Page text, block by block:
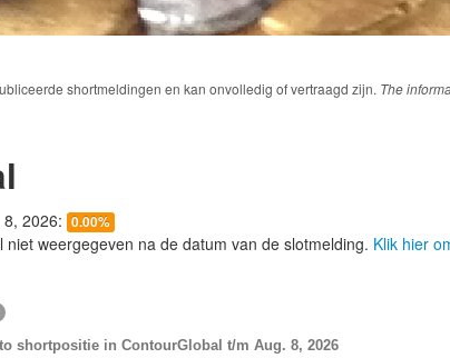
shortmeldingen en kan onvolledig of vertraagd zijn. The
2026: 0.00%
weergegeven na de datum van de slotmelding. Klik hier
shortpositie in ContourGlobal t/m Aug. 8, 2026